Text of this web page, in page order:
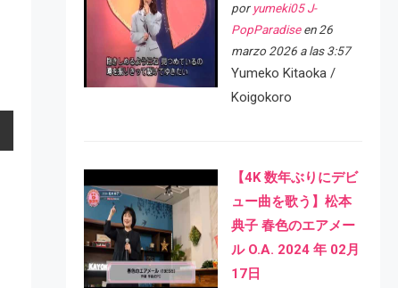
por yumeki05 J-
PopParadiseen 26
marzo 2026 a las 3:57
Yumeko Kitaoka /
Koigokoro
【4K 数年ぶりにデビ
ュー曲を歌う】松本
典子 春色のエアメー
ル O.A. 2024 年 02月
17日